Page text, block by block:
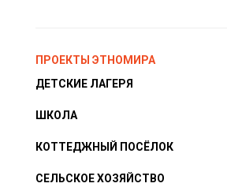
ПРОЕКТЫ ЭТНОМИРА
ДЕТСКИЕ ЛАГЕРЯ
ШКОЛА
КОТТЕДЖНЫЙ ПОСЁЛОК
СЕЛЬСКОЕ ХОЗЯЙСТВО